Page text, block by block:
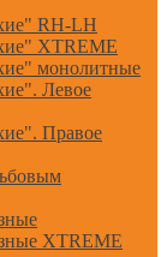
RH-LH
XTREME
монолитные
Левое
Правое
XTREME